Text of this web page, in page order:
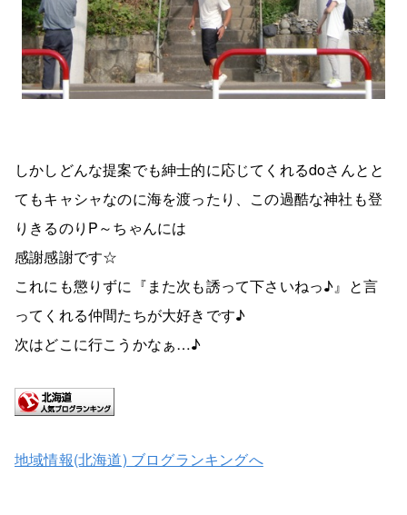
しかしどんな提案でも紳士的に応じてくれるdoさんとと
てもキャシャなのに海を渡ったり、この過酷な神社も登
りきるのりP～ちゃんには
感謝感謝です☆
これにも懲りずに『また次も誘って下さいねっ♪』と言
ってくれる仲間たちが大好きです♪
次はどこに行こうかなぁ…♪
地域情報(北海道) ブログランキングへ